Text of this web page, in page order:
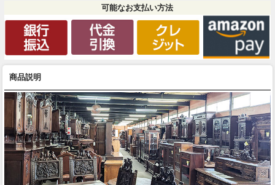
可能なお支払い方法
商品説明